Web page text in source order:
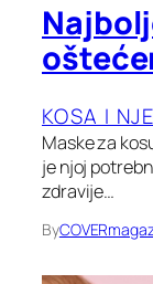
KOSA I
Maske za
je njoj
zdravije…
By